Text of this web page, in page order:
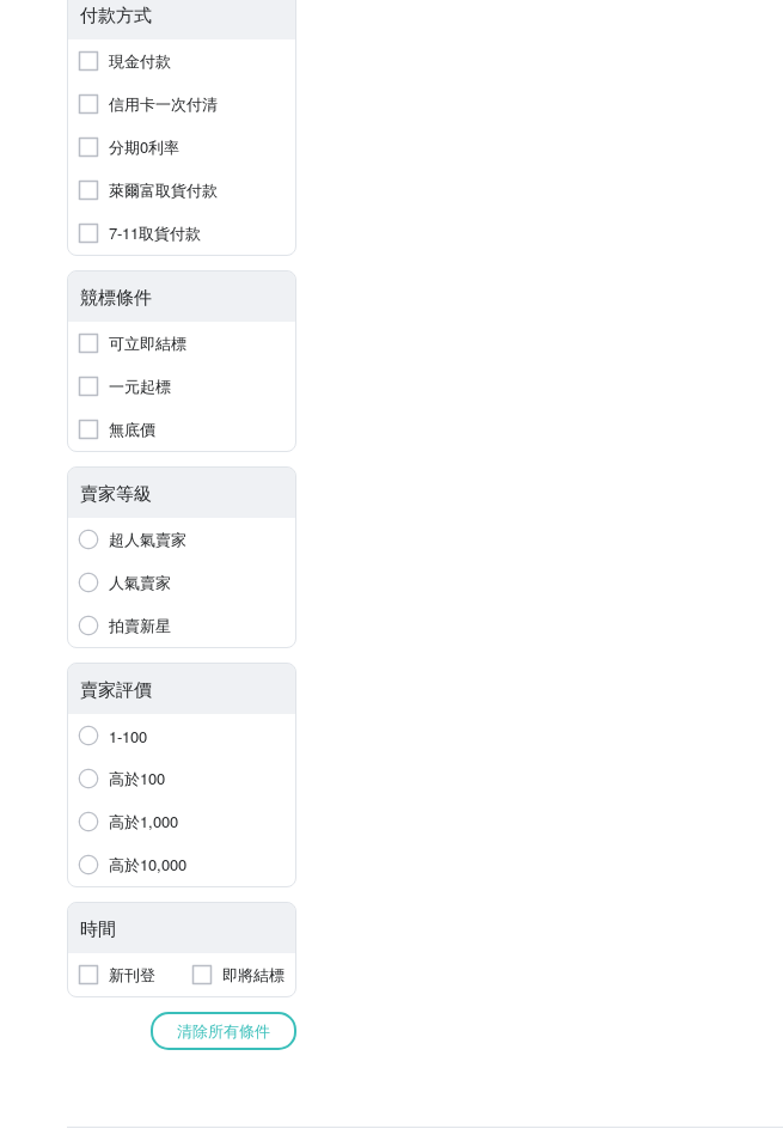
付款方式
現金付款
信用卡一次付清
分期0利率
萊爾富取貨付款
7-11取貨付款
競標條件
可立即結標
一元起標
無底價
賣家等級
超人氣賣家
人氣賣家
拍賣新星
賣家評價
1-100
高於100
高於1,000
高於10,000
時間
新刊登 即將結標
清除所有條件